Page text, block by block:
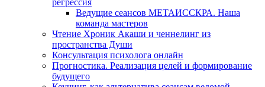
регрессия
Ведущие сеансов МЕТАИССКРА. Наша
команда мастеров
Чтение Хроник Акаши и ченнелинг из
пространства Души
Консультация психолога онлайн
Прогностика. Реализация целей и формирование
будущего